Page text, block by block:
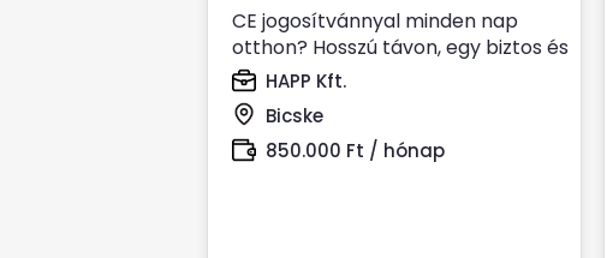
CE jogosítvánnyal minden nap
otthon? Hosszú távon, egy biztos és
kiszámítható munkahelyen
dolgoznál? Állítsd...
HAPP Kft.
Bicske
850.000 Ft / hónap